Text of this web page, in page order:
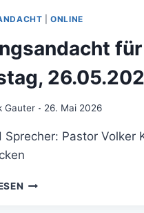
|ONLINE
für
Gauter 26. Mai 2026
Sprecher: Pastor Volker
LOSUNGSANDACHT